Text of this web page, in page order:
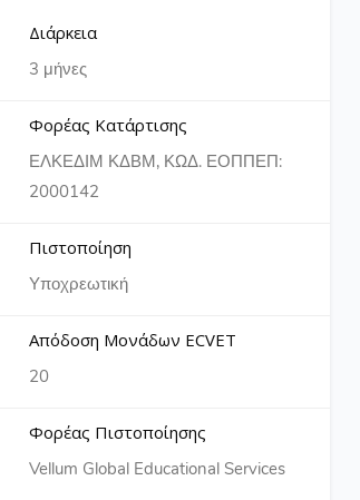
Διάρκεια
3 μήνες
Φορέας Κατάρτισης
ΕΛΚΕΔΙΜ ΚΔΒΜ, ΚΩΔ. ΕΟΠΠΕΠ:
2000142
Πιστοποίηση
Υποχρεωτική
Απόδοση Μονάδων ECVET
20
Φορέας Πιστοποίησης
Vellum Global Educational Services